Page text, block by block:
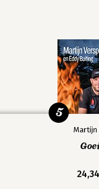
Martijn
24,34
5